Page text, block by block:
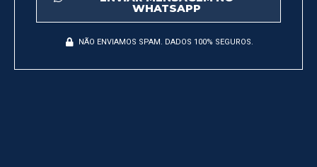
WHATSAPP
NÃO ENVIAMOS SPAM. DADOS 100% SEGUROS.